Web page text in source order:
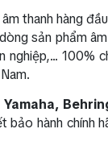
thanh hàng
sản phẩm
100%
Yamaha,
hành chính